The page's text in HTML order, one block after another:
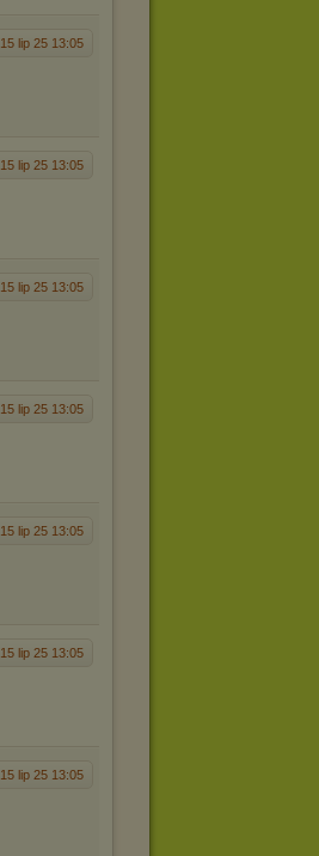
15 lip 25 13:05
15 lip 25 13:05
15 lip 25 13:05
15 lip 25 13:05
15 lip 25 13:05
15 lip 25 13:05
15 lip 25 13:05